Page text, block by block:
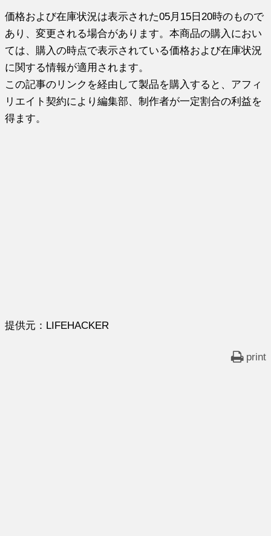
価格および在庫状況は表示された05月15日20時のもので
あり、変更される場合があります。本商品の購入におい
ては、購入の時点で表示されている価格および在庫状況
に関する情報が適用されます。
この記事のリンクを経由して製品を購入すると、アフィ
リエイト契約により編集部、制作者が一定割合の利益を
得ます。
提供元：LIFEHACKER
print